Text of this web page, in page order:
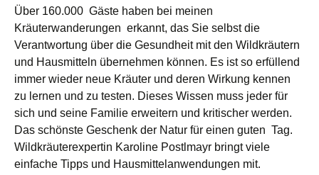
Über 160.000 Gäste haben bei meinen
Kräuterwanderungen erkannt, das Sie selbst die
Verantwortung über die Gesundheit mit den Wildkräutern
und Hausmitteln übernehmen können. Es ist so erfüllend
immer wieder neue Kräuter und deren Wirkung kennen
zu lernen und zu testen. Dieses Wissen muss jeder für
sich und seine Familie erweitern und kritischer werden.
Das schönste Geschenk der Natur für einen guten Tag.
Wildkräuterexpertin Karoline Postlmayr bringt viele
einfache Tipps und Hausmittelanwendungen mit.